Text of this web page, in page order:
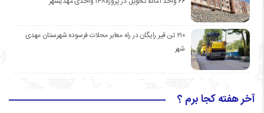
۲۱۰ تن قیر رایگان در راه معابر محلات فرسوده شهرستان مهدی
شهر
آخر هفته کجا برم ؟